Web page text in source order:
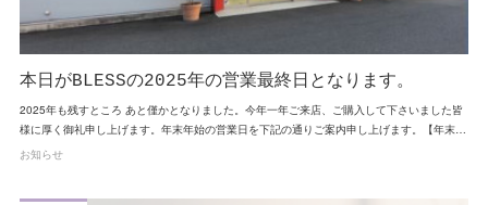
本日がBLESSの2025年の営業最終日となります。
2025年も残すところ あと僅かとなりました。今年一年ご来店、ご購入して下さいました皆
様に厚く御礼申し上げます。年末年始の営業日を下記の通りご案内申し上げます。【年末…
お知らせ